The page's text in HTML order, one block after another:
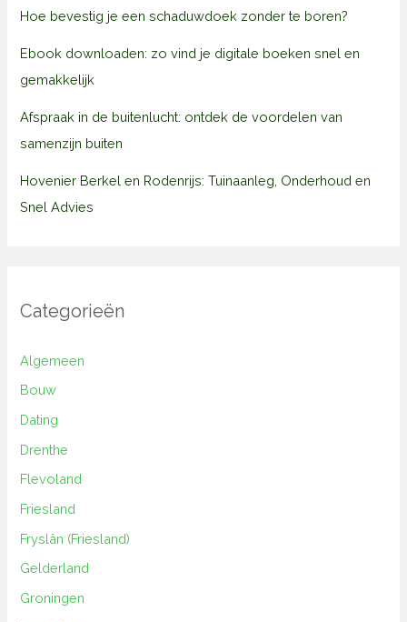
Hoe bevestig je een schaduwdoek zonder te boren?
Ebook downloaden: zo vind je digitale boeken snel en
gemakkelijk
Afspraak in de buitenlucht: ontdek de voordelen van
samenzijn buiten
Hovenier Berkel en Rodenrijs: Tuinaanleg, Onderhoud en
Snel Advies
Categorieën
Algemeen
Bouw
Dating
Drenthe
Flevoland
Friesland
Fryslân (Friesland)
Gelderland
Groningen